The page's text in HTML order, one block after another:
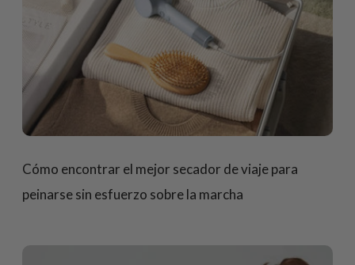
Cómo encontrar el mejor secador de viaje para
peinarse sin esfuerzo sobre la marcha